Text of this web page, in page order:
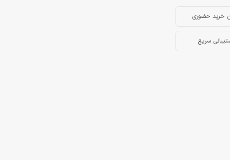
خرید حضوری
سریع